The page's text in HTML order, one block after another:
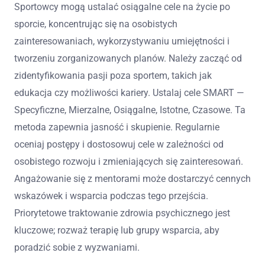
Sportowcy mogą ustalać osiągalne cele na życie po
sporcie, koncentrując się na osobistych
zainteresowaniach, wykorzystywaniu umiejętności i
tworzeniu zorganizowanych planów. Należy zacząć od
zidentyfikowania pasji poza sportem, takich jak
edukacja czy możliwości kariery. Ustalaj cele SMART —
Specyficzne, Mierzalne, Osiągalne, Istotne, Czasowe. Ta
metoda zapewnia jasność i skupienie. Regularnie
oceniaj postępy i dostosowuj cele w zależności od
osobistego rozwoju i zmieniających się zainteresowań.
Angażowanie się z mentorami może dostarczyć cennych
wskazówek i wsparcia podczas tego przejścia.
Priorytetowe traktowanie zdrowia psychicznego jest
kluczowe; rozważ terapię lub grupy wsparcia, aby
poradzić sobie z wyzwaniami.